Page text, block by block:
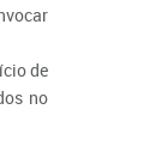
de
no